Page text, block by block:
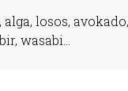
alga, losos,
wasabi...